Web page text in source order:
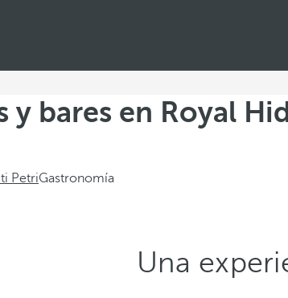
y bares en Royal
PetriGastronomía
Una